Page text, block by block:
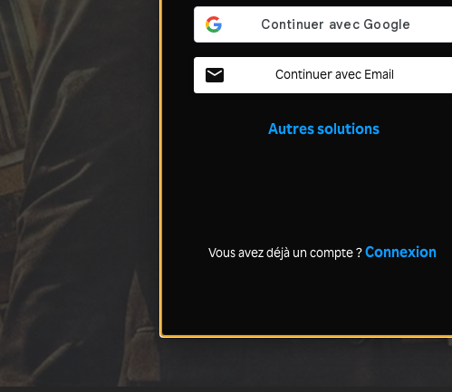
Continuer avec Email
Autres solutions
Vous avez déjà un compte ?Connexion